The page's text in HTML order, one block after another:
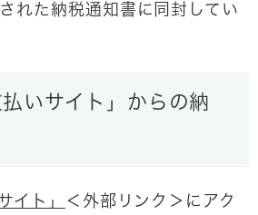
れた納税通知書に同封してい
払いサイト」からの納
イト」 ＜外部リンク＞ にアク